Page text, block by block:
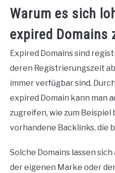
Warum es sich
expired Domains
Expired Domains sind
deren Registrierungszeit
immer verfügbar sind.
expired Domain kann man
zugreifen, wie zum
vorhandene Backlinks, die
Solche Domains lassen
der eigenen Marke oder